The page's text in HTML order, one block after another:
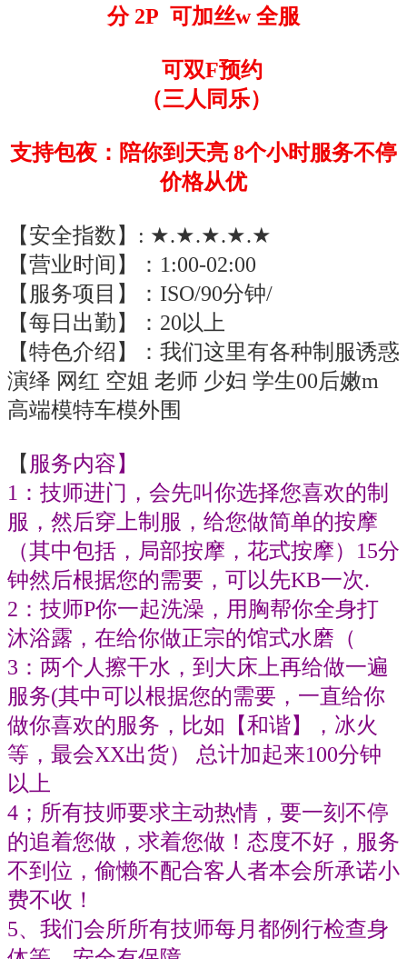
分 2P 可加丝w 全服
可双F预约
（三人同乐）
支持包夜：陪你到天亮 8个小时服务不停
价格从优
【安全指数】 : ★.★.★.★.★
【营业时间】： 1:00-02:00
【服务项目】： ISO/90分钟/
【每日出勤】：20以上
【特色介绍】： 我们这里有各种制服诱惑
演绎 网红 空姐 老师 少妇 学生00后嫩m
高端模特车模外围
【 服务内容】
1 ：技师进门，会先叫你选择您喜欢的制
服，然后穿上制服，给您做简单的按摩
（其中包括，局部按摩，花式按摩） 15分
钟然后根据您的需要，可以先KB一次.
2 ：技师P你一起洗澡，用胸帮你全身打
沐浴露，在给你做正宗的馆式水磨 （
3 ：两个人擦干水，到大床上再给做一遍
服务(其中可以根据您的需要，一直给你
做你喜欢的服务，比如【和谐】，冰火
等，最会XX出货） 总计加起来100分钟
以上
4；所有技师要求主动热情，要一刻不停
的追着您做，求着您做！态度不好，服务
不到位，偷懒不配合客人者本会所承诺小
费不收！
5、我们会所所有技师每月都例行检查身